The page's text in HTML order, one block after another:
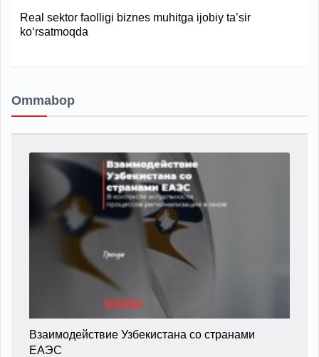
Real sektor faolligi biznes muhitga ijobiy ta’sir
ko‘rsatmoqda
Ommabop
Взаимодействие Узбекистана со странами
ЕАЭС